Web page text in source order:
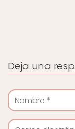
Deja una